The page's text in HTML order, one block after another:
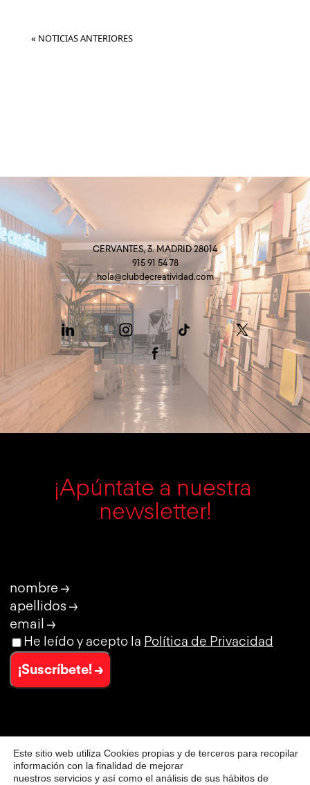
« NOTICIAS ANTERIORES
CERVANTES, 3. MADRID 28014
915 91 54 78
hola@clubdecreatividad.com
¡Apúntate a nuestra
newsletter!
nombre →
apellidos →
email →
He leído y acepto la Política de Privacidad
¡Suscríbete! →
© CLUB DE CREATIVIDAD
AVISO LEGAL
Este sitio web utiliza Cookies propias y de terceros para recopilar
información con la finalidad de mejorar
nuestros servicios y así como el análisis de sus hábitos de